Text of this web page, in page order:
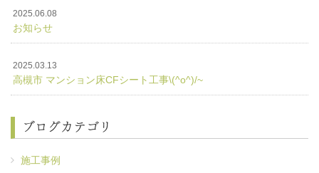
2025.06.08
お知らせ
2025.03.13
高槻市 マンション床CFシート工事\(^o^)/~
ブログカテゴリ
施工事例